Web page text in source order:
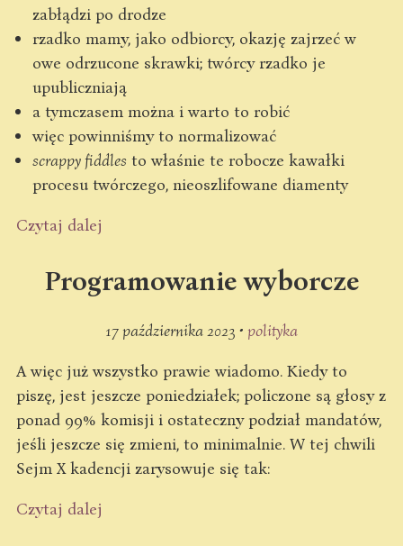
zabłądzi po drodze
rzadko mamy, jako odbiorcy, okazję zajrzeć w
owe odrzucone skrawki; twórcy rzadko je
upubliczniają
a tymczasem można i warto to robić
więc powinniśmy to normalizować
scrappy fiddles to właśnie te robocze kawałki
procesu twórczego, nieoszlifowane diamenty
Czytaj dalej
Programowanie wyborcze
17 października 2023 • polityka
A więc już wszystko prawie wiadomo. Kiedy to
piszę, jest jeszcze poniedziałek; policzone są głosy z
ponad 99% komisji i ostateczny podział mandatów,
jeśli jeszcze się zmieni, to minimalnie. W tej chwili
Sejm X kadencji zarysowuje się tak:
Czytaj dalej